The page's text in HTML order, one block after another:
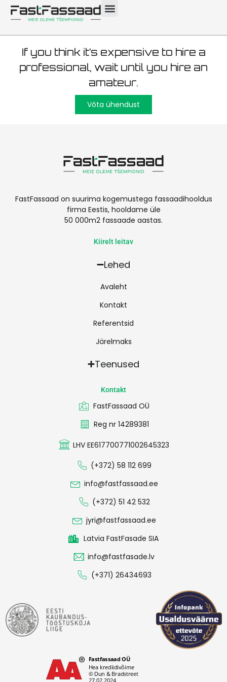
6000 m²
If you think it’s expensive to hire a
professional, wait until you hire an
amateur.
Võta ühendust
FastFassaad on suurima kogemustega fassaadihooldus
firma Eestis, hooldame üle
50 000m2 fassaade aastas.
Kiirelt leitav
Lehed
Avaleht
Kontakt
Referentsid
Järelmaks
Teenused
Kontakt
FastFassaad OÜ
Reg nr 14289381
LHV EE617700771002645323
(+372) 58 112 699
info@fastfassaad.ee
(+372) 51 42 532
jyri@fastfassaad.ee
Latvia FastFasade SIA
info@fastfasade.lv
(+371) 26434693